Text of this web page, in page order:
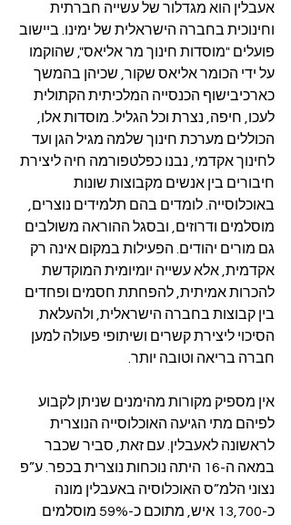
אעבלין הוא מגדלור של עשייה חברתית
וחינוכית בחברה הישראלית של ימינו. ביישוב
פועלים "מוסדות חינוך מר אליאס", שהוקמו
על ידי הכומר אליאס שקור, שכיהן בהמשך
כארכיבישוף הכנסייה המלכיתית הקתולית
לעכו, חיפה, נצרת וכל הגליל. מוסדות אלו,
הכוללים מערכת חינוך שלמה מגיל הגן ועד
לחינוך אקדמי, נבנו כפלטפורמה חיה ליצירת
חיבורים בין אנשים מקבוצות שונות
באוכלוסייה. לומדים בהם תלמידים נוצרים,
מוסלמים ודרוזים, ובסגל ההוראה משולבים
גם מורים יהודים. הפעילות במקום אינה רק
אקדמית, אלא עשייה יומיומית המוקדשת
להכרות אמיתית, להפחתת חסמים ופחדים
בין קבוצות בחברה הישראלית, ולהעלאת
הסיכוי ליצירת קשרים ושיתופי פעולה למען
חברה בריאה וטובה יותר.
אין מספיק מקורות מהימנים שניתן לקבוע
לפיהם מתי הגיעה האוכלוסייה הנוצרית
לראשונה לאעבלין. עם זאת, סביר שכבר
במאה ה-16 היתה נוכחות נוצרית בכפר. ע”פ
נצוני הלמ”ס האוכלוסיה באעבלין מונה
כ-13,700 איש, מתוכם כ-59% מוסלמים